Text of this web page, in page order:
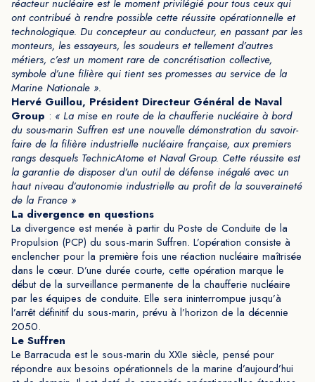
réacteur nucléaire est le moment privilégié pour tous ceux qui
ont contribué à rendre possible cette réussite opérationnelle et
technologique. Du concepteur au conducteur, en passant par les
monteurs, les essayeurs, les soudeurs et tellement d’autres
métiers, c’est un moment rare de concrétisation collective,
symbole d’une filière qui tient ses promesses au service de la
Marine Nationale ».
Hervé Guillou, Président Directeur Général de Naval
Group : « La mise en route de la chaufferie nucléaire à bord
du sous-marin Suffren est une nouvelle démonstration du savoir-
faire de la filière industrielle nucléaire française, aux premiers
rangs desquels TechnicAtome et Naval Group. Cette réussite est
la garantie de disposer d’un outil de défense inégalé avec un
haut niveau d’autonomie industrielle au profit de la souveraineté
de la France »
La divergence en questions
La divergence est menée à partir du Poste de Conduite de la
Propulsion (PCP) du sous-marin Suffren. L’opération consiste à
enclencher pour la première fois une réaction nucléaire maîtrisée
dans le cœur. D’une durée courte, cette opération marque le
début de la surveillance permanente de la chaufferie nucléaire
par les équipes de conduite. Elle sera ininterrompue jusqu’à
l’arrêt définitif du sous-marin, prévu à l’horizon de la décennie
2050.
Le Suffren
Le Barracuda est le sous-marin du XXIe siècle, pensé pour
répondre aux besoins opérationnels de la marine d’aujourd’hui